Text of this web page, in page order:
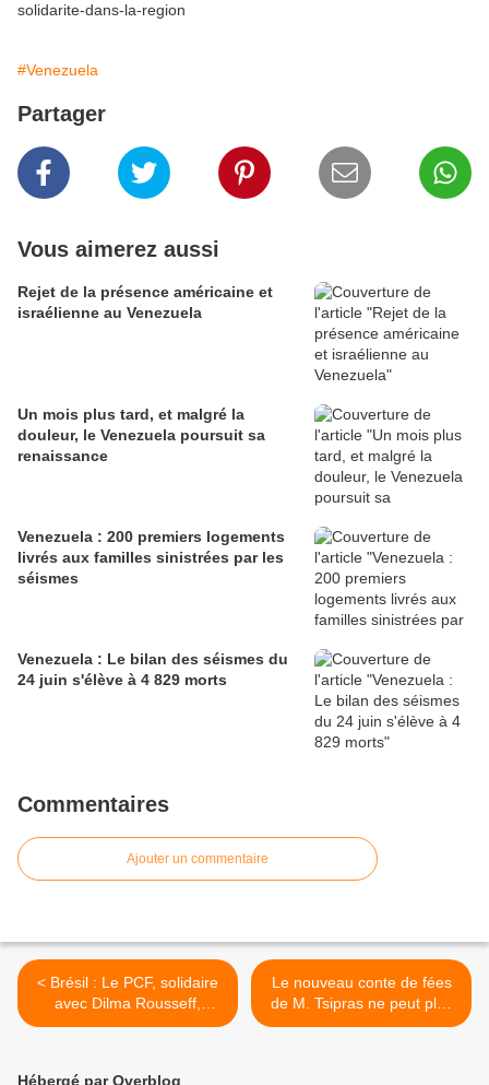
solidarite-dans-la-region
#Venezuela
Partager
Vous aimerez aussi
Rejet de la présence américaine et
israélienne au Venezuela
Un mois plus tard, et malgré la
douleur, le Venezuela poursuit sa
renaissance
Venezuela : 200 premiers logements
livrés aux familles sinistrées par les
séismes
Venezuela : Le bilan des séismes du
24 juin s'élève à 4 829 morts
Commentaires
Ajouter un commentaire
< Brésil : Le PCF, solidaire
avec Dilma Rousseff,
condamne le coup d’État
Le nouveau conte de fées
de M. Tsipras ne peut plus
convaincre le peuple >
Hébergé par Overblog